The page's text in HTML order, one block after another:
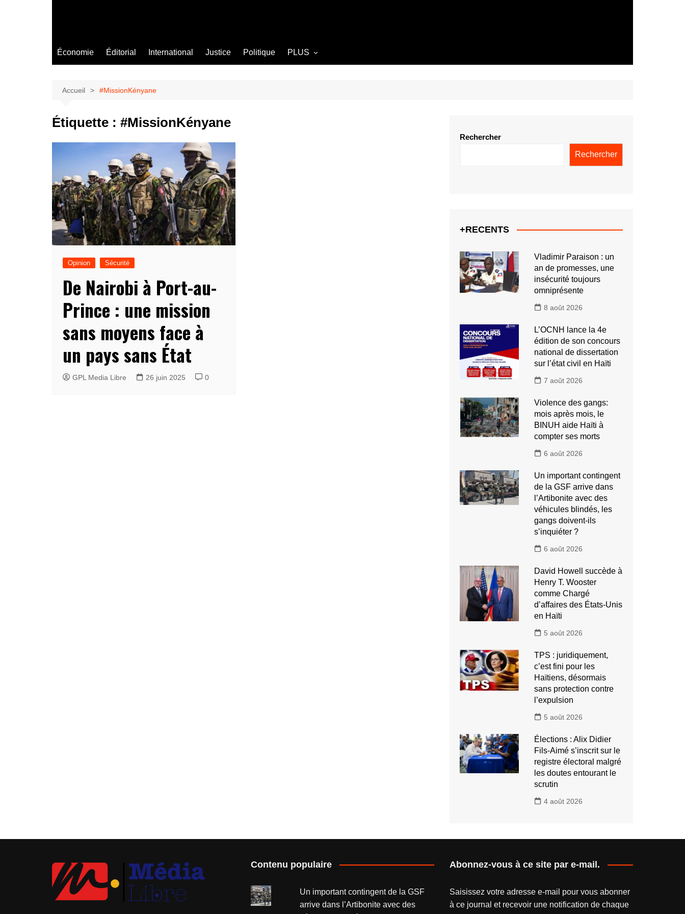
Économie Éditorial International Justice Politique PLUS
Accueil #MissionKényane
Étiquette : #MissionKényane
Opinion Sécurité
De Nairobi à Port-au-
Prince : une mission
sans moyens face à
un pays sans État
GPL Media Libre 26 juin 2025 0
Rechercher
Rechercher
+RECENTS
Vladimir Paraison : un
an de promesses, une
insécurité toujours
omniprésente
8 août 2026
L’OCNH lance la 4e
édition de son concours
national de dissertation
sur l’état civil en Haïti
7 août 2026
Violence des gangs:
mois après mois, le
BINUH aide Haïti à
compter ses morts
6 août 2026
Un important contingent
de la GSF arrive dans
l’Artibonite avec des
véhicules blindés, les
gangs doivent-ils
s’inquiéter ?
6 août 2026
David Howell succède à
Henry T. Wooster
comme Chargé
d’affaires des États-Unis
en Haïti
5 août 2026
TPS : juridiquement,
c’est fini pour les
Haïtiens, désormais
sans protection contre
l’expulsion
5 août 2026
Élections : Alix Didier
Fils-Aimé s’inscrit sur le
registre électoral malgré
les doutes entourant le
scrutin
4 août 2026
Contenu populaire
Un important contingent de la GSF
arrive dans l’Artibonite avec des
Abonnez-vous à ce site par e-mail.
Saisissez votre adresse e-mail pour vous abonner
à ce journal et recevoir une notification de chaque